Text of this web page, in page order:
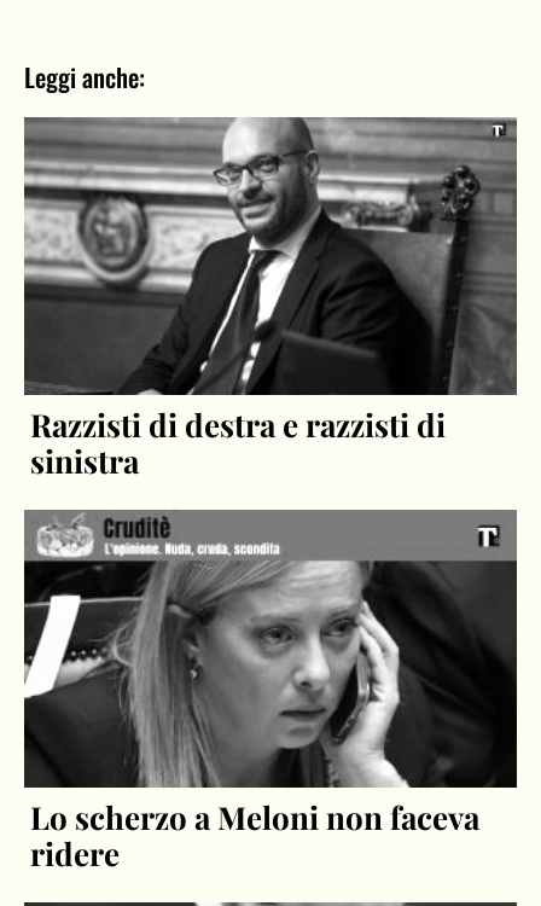
Leggi anche:
Razzisti di destra e razzisti di
sinistra
Lo scherzo a Meloni non faceva
ridere